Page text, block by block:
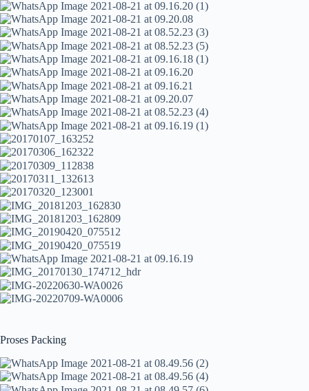
Proses Packing